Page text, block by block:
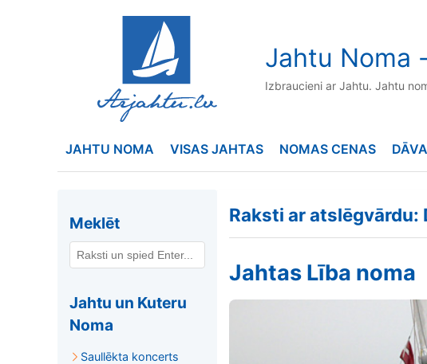
Jahtu Noma
Izbraucieni ar Jahtu. Jahtu
JAHTU NOMA VISAS JAHTAS NOMAS CENAS
Meklēt
Jahtu un Kuteru
Noma
Saullēkta koncerts
Raksti ar atslēgvārdu:
Jahtas Lība noma